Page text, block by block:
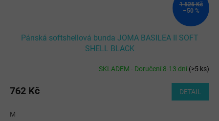
1 525 Kč
–50 %
Pánská softshellová bunda JOMA BASILEA II SOFT
SHELL BLACK
SKLADEM - Doručení 8-13 dní(>5 ks)
762 Kč DETAIL
M